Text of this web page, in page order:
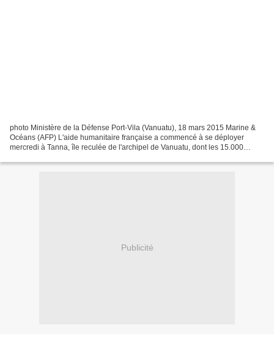
photo Ministère de la Défense Port-Vila (Vanuatu), 18 mars 2015 Marine &
Océans (AFP) L'aide humanitaire française a commencé à se déployer
mercredi à Tanna, île reculée de l'archipel de Vanuatu, dont les 15.000
Publicité